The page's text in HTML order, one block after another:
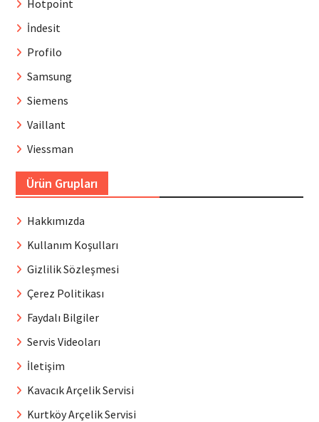
Hotpoint
İndesit
Profilo
Samsung
Siemens
Vaillant
Viessman
Ürün Grupları
Hakkımızda
Kullanım Koşulları
Gizlilik Sözleşmesi
Çerez Politikası
Faydalı Bilgiler
Servis Videoları
İletişim
Kavacık Arçelik Servisi
Kurtköy Arçelik Servisi